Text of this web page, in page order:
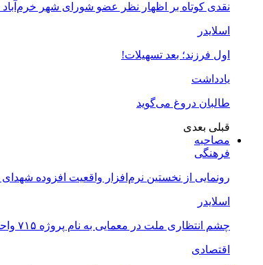
نقدی کوتاه بر اظهار نظر عضو شورای شهر
اسلایدر
اول فرزند؛ بعد تسهیلات!
یادداشت
طالبان دروغ می‌گوید
قبلی بعدی
مصاحبه
فرهنگی
رونمایی از نخستین نرم‌افزار واقعیت افزوده
اسلایدر
چشم انتظاری ملت در معمایی به نام پروژه ۷۱۵ واحدی مسکن ملی خرم آباد
اقتصادی